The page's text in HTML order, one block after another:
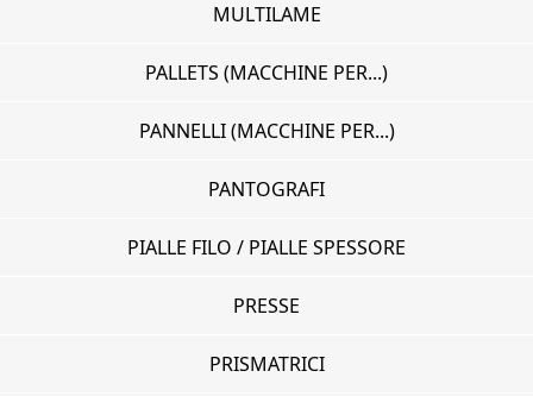
MULTILAME
PALLETS (MACCHINE PER...)
PANNELLI (MACCHINE PER...)
PANTOGRAFI
PIALLE FILO / PIALLE SPESSORE
PRESSE
PRISMATRICI